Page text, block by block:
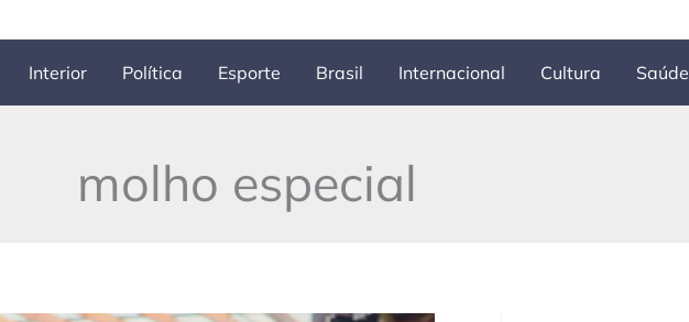
Interior Política Esporte Brasil Internacional Cultura Saúde
molho especial